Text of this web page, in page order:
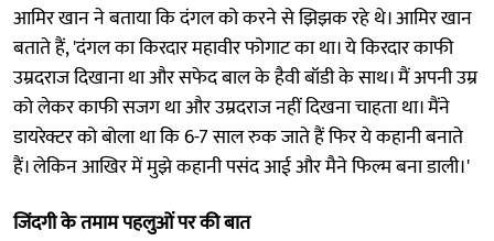
आमिर खान ने बताया कि दंगल को करने से झिझक रहे थे। आमिर खान
बताते हैं, 'दंगल का किरदार महावीर फोगाट का था। ये किरदार काफी
उम्रदराज दिखाना था और सफेद बाल के हैवी बॉडी के साथ। मैं अपनी उम्र
को लेकर काफी सजग था और उम्रदराज नहीं दिखना चाहता था। मैंने
डायरेक्टर को बोला था कि 6-7 साल रुक जाते हैं फिर ये कहानी बनाते
हैं। लेकिन आखिर में मुझे कहानी पसंद आई और मैने फिल्म बना डाली।'
जिंदगी के तमाम पहलुओं पर की बात